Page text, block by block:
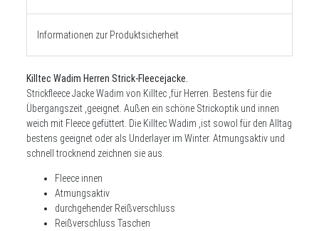
Informationen zur Produktsicherheit
Killtec Wadim Herren Strick-Fleecejacke.
Strickfleece Jacke Wadim von Killtec ,für Herren. Bestens für die
Übergangszeit ,geeignet. Außen ein schöne Strickoptik und innen
weich mit Fleece gefüttert. Die Killtec Wadim ,ist sowol für den Alltag
bestens geeignet oder als Underlayer im Winter. Atmungsaktiv und
schnell trocknend zeichnen sie aus.
Fleece innen
Atmungsaktiv
durchgehender Reißverschluss
Reißverschluss Taschen